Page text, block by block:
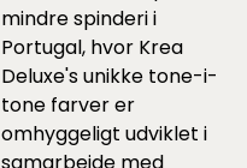
mindre spinderi i
Portugal, hvor Krea
Deluxe's unikke tone-i-
tone farver er
omhyggeligt udviklet i
samarbejde med